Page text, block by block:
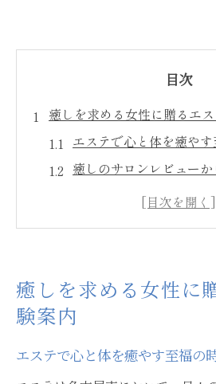
目次
癒しを求める女性に贈るエ
エステで心と体を癒や
癒しのサロンレビュー
女性専用エステならでは
名古屋市で心解き放つ癒やし
名古屋市でエステを満喫
癒しのサロン名古屋市港
オイルマッサージ体験で
癒しを求める女性に
験案内
エステで心と体を癒やす至福の